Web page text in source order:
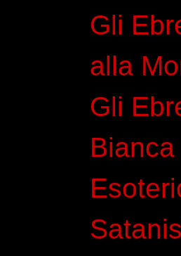
Gli
alla
Gli
Bianca